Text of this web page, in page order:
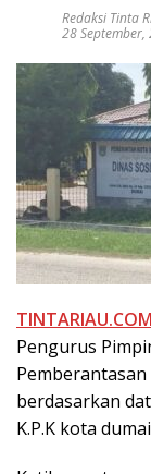
Redaksi Tinta
28 September,
TINTARIAU.COM
Pengurus
Pemberantasan
berdasarkan
K.P.K kota